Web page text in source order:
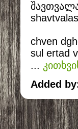
chven
sul ertad
...
Added